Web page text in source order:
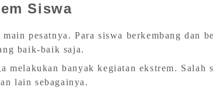
Siswa
pesatnya. Para siswa berkembang dan
baik-baik saja.
banyak kegiatan ekstrem. Salah
lain sebagainya.